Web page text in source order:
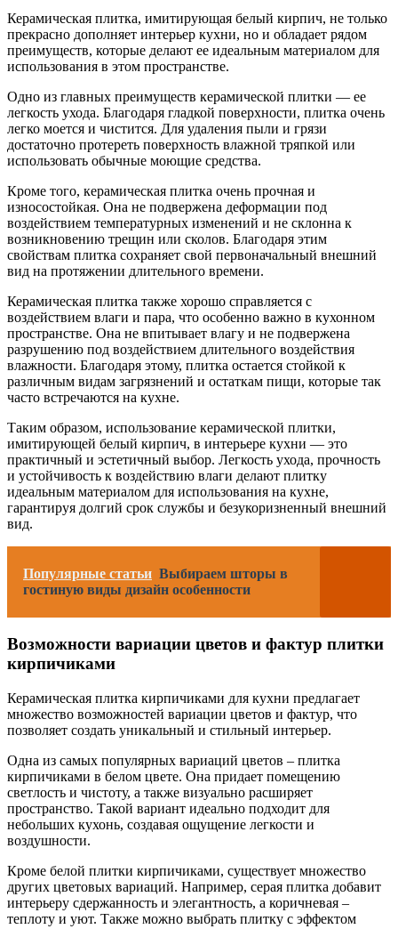
Керамическая плитка, имитирующая белый кирпич, не только
прекрасно дополняет интерьер кухни, но и обладает рядом
преимуществ, которые делают ее идеальным материалом для
использования в этом пространстве.
Одно из главных преимуществ керамической плитки — ее
легкость ухода. Благодаря гладкой поверхности, плитка очень
легко моется и чистится. Для удаления пыли и грязи
достаточно протереть поверхность влажной тряпкой или
использовать обычные моющие средства.
Кроме того, керамическая плитка очень прочная и
износостойкая. Она не подвержена деформации под
воздействием температурных изменений и не склонна к
возникновению трещин или сколов. Благодаря этим
свойствам плитка сохраняет свой первоначальный внешний
вид на протяжении длительного времени.
Керамическая плитка также хорошо справляется с
воздействием влаги и пара, что особенно важно в кухонном
пространстве. Она не впитывает влагу и не подвержена
разрушению под воздействием длительного воздействия
влажности. Благодаря этому, плитка остается стойкой к
различным видам загрязнений и остаткам пищи, которые так
часто встречаются на кухне.
Таким образом, использование керамической плитки,
имитирующей белый кирпич, в интерьере кухни — это
практичный и эстетичный выбор. Легкость ухода, прочность
и устойчивость к воздействию влаги делают плитку
идеальным материалом для использования на кухне,
гарантируя долгий срок службы и безукоризненный внешний
вид.
Популярные статьи Выбираем шторы в
гостиную виды дизайн особенности
Возможности вариации цветов и фактур плитки
кирпичиками
Керамическая плитка кирпичиками для кухни предлагает
множество возможностей вариации цветов и фактур, что
позволяет создать уникальный и стильный интерьер.
Одна из самых популярных вариаций цветов – плитка
кирпичиками в белом цвете. Она придает помещению
светлость и чистоту, а также визуально расширяет
пространство. Такой вариант идеально подходит для
небольших кухонь, создавая ощущение легкости и
воздушности.
Кроме белой плитки кирпичиками, существует множество
других цветовых вариаций. Например, серая плитка добавит
интерьеру сдержанность и элегантность, а коричневая –
теплоту и уют. Также можно выбрать плитку с эффектом